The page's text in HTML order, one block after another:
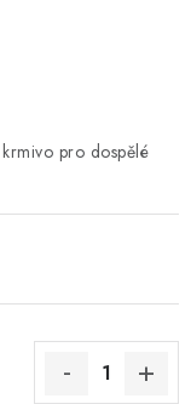
pro dospělé